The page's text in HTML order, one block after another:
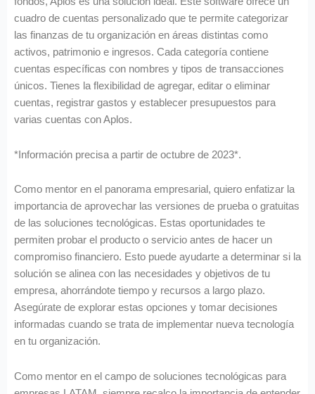
cuadro de cuentas personalizado que te permite categorizar
las finanzas de tu organización en áreas distintas como
activos, patrimonio e ingresos. Cada categoría contiene
cuentas específicas con nombres y tipos de transacciones
únicos. Tienes la flexibilidad de agregar, editar o eliminar
cuentas, registrar gastos y establecer presupuestos para
varias cuentas con Aplos.
*Información precisa a partir de octubre de 2023*.
Como mentor en el panorama empresarial, quiero enfatizar la
importancia de aprovechar las versiones de prueba o gratuitas
de las soluciones tecnológicas. Estas oportunidades te
permiten probar el producto o servicio antes de hacer un
compromiso financiero. Esto puede ayudarte a determinar si la
solución se alinea con las necesidades y objetivos de tu
empresa, ahorrándote tiempo y recursos a largo plazo.
Asegúrate de explorar estas opciones y tomar decisiones
informadas cuando se trata de implementar nueva tecnología
en tu organización.
Como mentor en el campo de soluciones tecnológicas para